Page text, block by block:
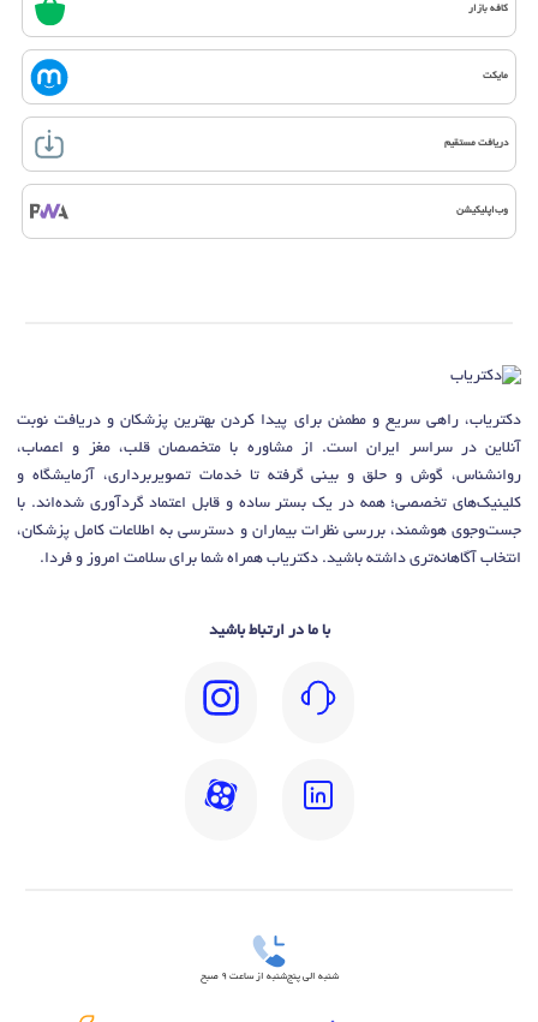
کافه بازار
مایکت
دریافت مستقیم
وب‌اپلیکیشن
دکتریاب، راهی سریع و مطمئن برای پیدا کردن بهترین پزشکان و دریافت نوبت
آنلاین در سراسر ایران است. از مشاوره با متخصصان قلب، مغز و اعصاب،
روانشناس، گوش و حلق و بینی گرفته تا خدمات تصویربرداری، آزمایشگاه و
کلینیک‌های تخصصی؛ همه در یک بستر ساده و قابل اعتماد گردآوری شده‌اند. با
جست‌وجوی هوشمند، بررسی نظرات بیماران و دسترسی به اطلاعات کامل پزشکان،
انتخاب آگاهانه‌تری داشته باشید. دکتریاب همراه شما برای سلامت امروز و فردا.
با ما در ارتباط باشید
شنبه الی پنج‌شنبه از ساعت 9 صبح